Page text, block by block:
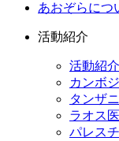
あおぞらにつ
活動紹介
活動紹
カンボ
タンザ
ラオス
パレス